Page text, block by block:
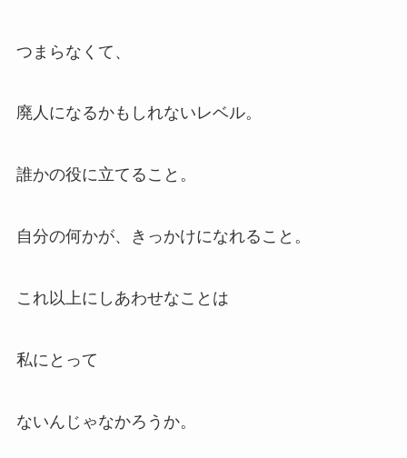
つまらなくて、
廃人になるかもしれないレベル。
誰かの役に立てること。
自分の何かが、きっかけになれること。
これ以上にしあわせなことは
私にとって
ないんじゃなかろうか。